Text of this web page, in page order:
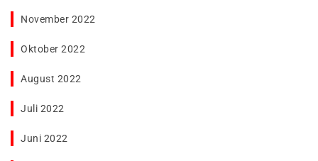
November 2022
Oktober 2022
August 2022
Juli 2022
Juni 2022